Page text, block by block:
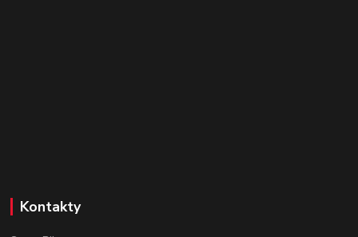
Kontakty